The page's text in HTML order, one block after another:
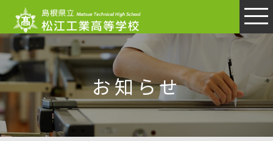
このページの本文へ
お知らせ